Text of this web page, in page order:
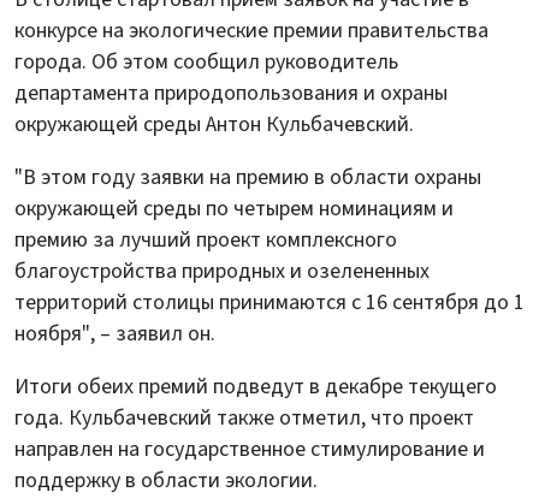
конкурсе на экологические премии правительства
города. Об этом сообщил руководитель
департамента природопользования и охраны
окружающей среды Антон Кульбачевский.
"В этом году заявки на премию в области охраны
окружающей среды по четырем номинациям и
премию за лучший проект комплексного
благоустройства природных и озелененных
территорий столицы принимаются с 16 сентября до 1
ноября", – заявил он.
Итоги обеих премий подведут в декабре текущего
года. Кульбачевский также отметил, что проект
направлен на государственное стимулирование и
поддержку в области экологии.